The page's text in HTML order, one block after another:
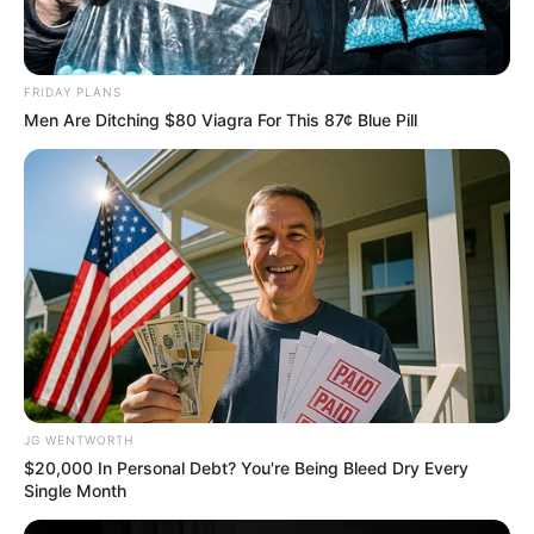
$30k In Debt Relief Scandal: What Financial
Institutions Quietly Conceal
JG WENTWORTH
FRIDAY PLANS
Men Are Ditching $80 Viagra For This 87¢ Blue Pill
JG WENTWORTH
$20,000 In Personal Debt? You're Being Bleed Dry Every
Single Month